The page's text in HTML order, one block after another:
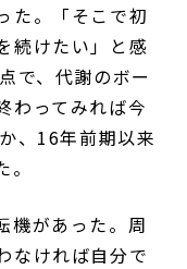
た。「そこで初
続けたい」と感
で、代謝のボー
わってみれば今
、16年前期以来
機があった。周
なければ自分で